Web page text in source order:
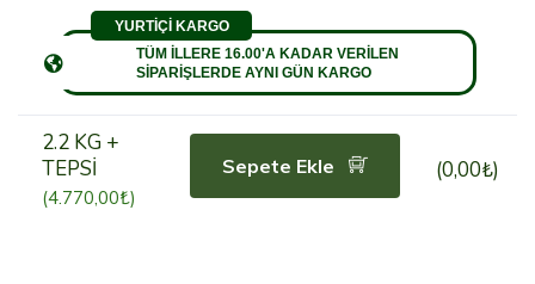
YURTİÇİ KARGO
TÜM İLLERE 16.00'A KADAR VERİLEN
SİPARİŞLERDE AYNI GÜN KARGO
2.2 KG +
TEPSİ
(4.770,00₺)
Sepete Ekle (0,00₺)